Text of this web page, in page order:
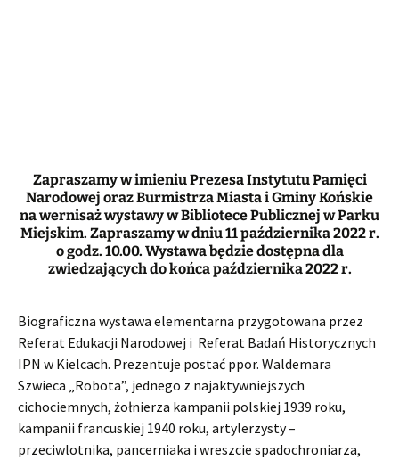
Zapraszamy w imieniu Prezesa Instytutu Pamięci
Narodowej oraz Burmistrza Miasta i Gminy Końskie
na wernisaż wystawy w Bibliotece Publicznej w Parku
Miejskim. Zapraszamy w dniu 11 października 2022 r.
o godz. 10.00. Wystawa będzie dostępna dla
zwiedzających do końca października 2022 r.
Biograficzna wystawa elementarna przygotowana przez
Referat Edukacji Narodowej i Referat Badań Historycznych
IPN w Kielcach. Prezentuje postać ppor. Waldemara
Szwieca „Robota”, jednego z najaktywniejszych
cichociemnych, żołnierza kampanii polskiej 1939 roku,
kampanii francuskiej 1940 roku, artylerzysty –
przeciwlotnika, pancerniaka i wreszcie spadochroniarza,